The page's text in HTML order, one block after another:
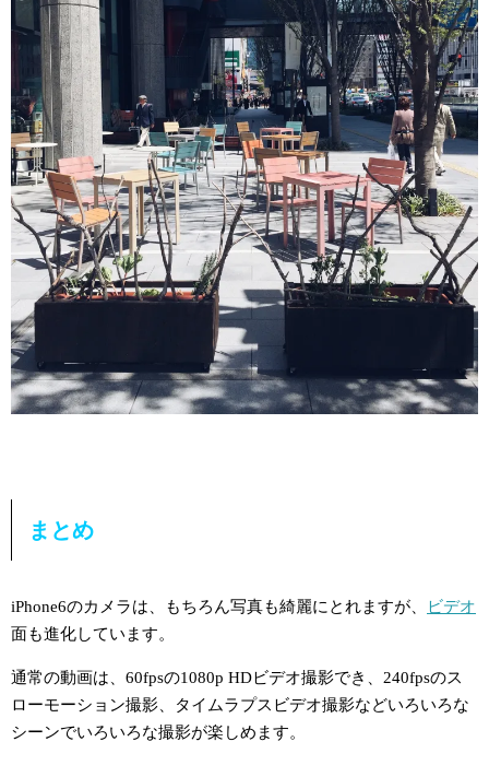
まとめ
iPhone6のカメラは、もちろん写真も綺麗にとれますが、
ビデオ
面も進化しています。
通常の動画は、60fpsの1080p HDビデオ撮影でき、240fpsのス
ローモーション撮影、タイムラプスビデオ撮影などいろいろな
シーンでいろいろな撮影が楽しめます。